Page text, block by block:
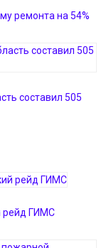
ремонта на 54%
составил 505
рейд ГИМС